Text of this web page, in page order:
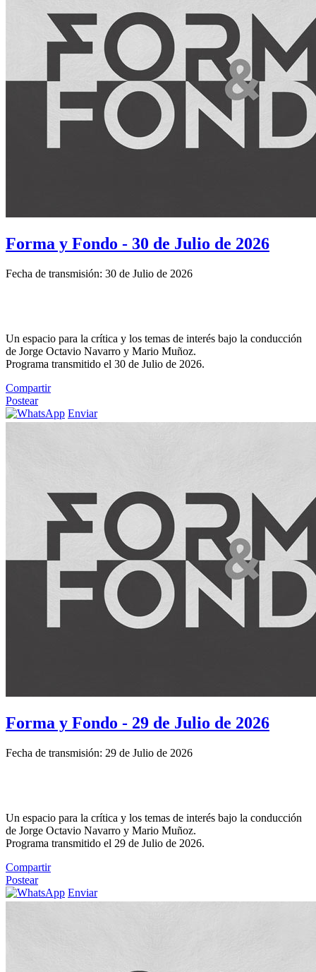
Forma y Fondo - 30 de Julio de 2026
Fecha de transmisión: 30 de Julio de 2026
Un espacio para la crítica y los temas de interés bajo la conducción
de Jorge Octavio Navarro y Mario Muñoz.
Programa transmitido el 30 de Julio de 2026.
Compartir
Postear
Enviar
Forma y Fondo - 29 de Julio de 2026
Fecha de transmisión: 29 de Julio de 2026
Un espacio para la crítica y los temas de interés bajo la conducción
de Jorge Octavio Navarro y Mario Muñoz.
Programa transmitido el 29 de Julio de 2026.
Compartir
Postear
Enviar